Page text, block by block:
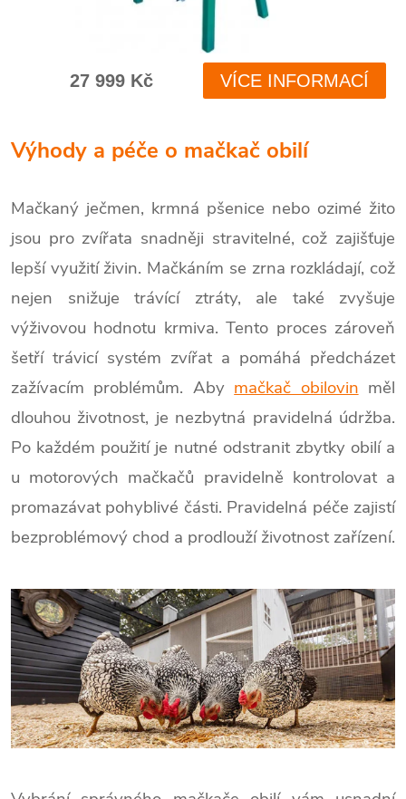
Výhody a péče o mačkač obilí
Mačkaný ječmen, krmná pšenice nebo ozimé žito
jsou pro zvířata snadněji stravitelné, což zajišťuje
lepší využití živin. Mačkáním se zrna rozkládají, což
nejen snižuje trávící ztráty, ale také zvyšuje
výživovou hodnotu krmiva. Tento proces zároveň
šetří trávicí systém zvířat a pomáhá předcházet
zažívacím problémům. Aby mačkač obilovin měl
dlouhou životnost, je nezbytná pravidelná údržba.
Po každém použití je nutné odstranit zbytky obilí a
u motorových mačkačů pravidelně kontrolovat a
promazávat pohyblivé části. Pravidelná péče zajistí
bezproblémový chod a prodlouží životnost zařízení.